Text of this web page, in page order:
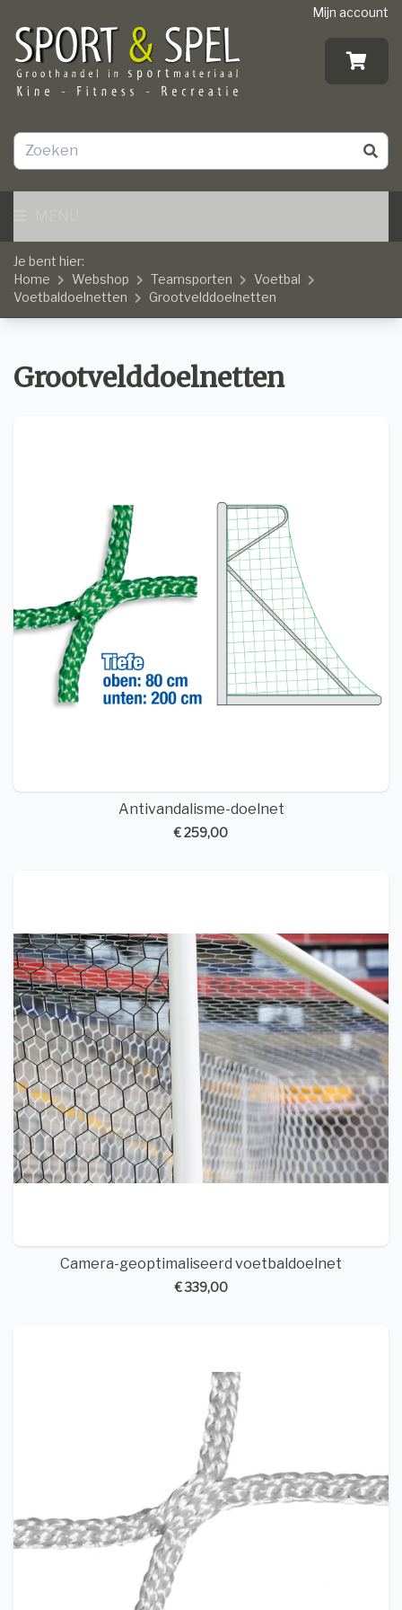
Mijn account
Je bent hier:
Home
Webshop Teamsporten
Voetbal
Voetbaldoelnetten
Grootvelddoelnetten
Grootvelddoelnetten
Antivandalisme-doelnet
€ 259,00
Camera-geoptimaliseerd voetbaldoelnet
€ 339,00